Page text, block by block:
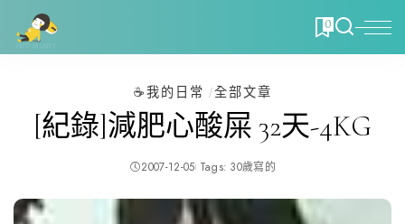
0
☕️我的日常 全部文章
[紀錄]減肥心酸屎 32天-4KG
2007-12-05 Tags: 30歲寫的